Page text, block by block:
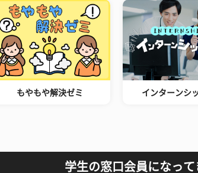
もやもや解決ゼミ インターンシ
学生の窓口会員になって